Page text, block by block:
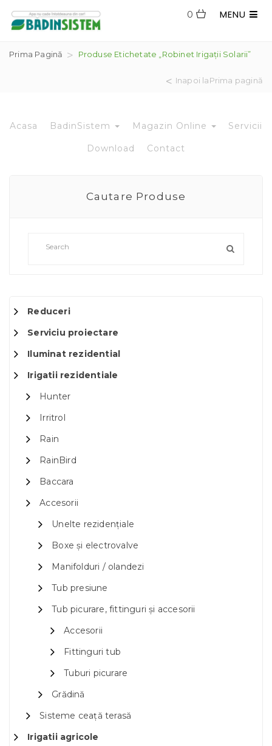
MENU
0
Prima Pagină Produse Etichetate „robinet Irigații Solarii”
Inapoi laPrima pagină
Acasa BadinSistem Magazin Online Servicii
Download Contact
Cautare Produse
Reduceri
Serviciu proiectare
Iluminat rezidential
Irigatii rezidentiale
Hunter
Irritrol
Rain
RainBird
Baccara
Accesorii
Unelte rezidențiale
Boxe și electrovalve
Manifolduri / olandezi
Tub presiune
Tub picurare, fittinguri și accesorii
Accesorii
Fittinguri tub
Tuburi picurare
Grădină
Sisteme ceață terasă
Irigatii agricole